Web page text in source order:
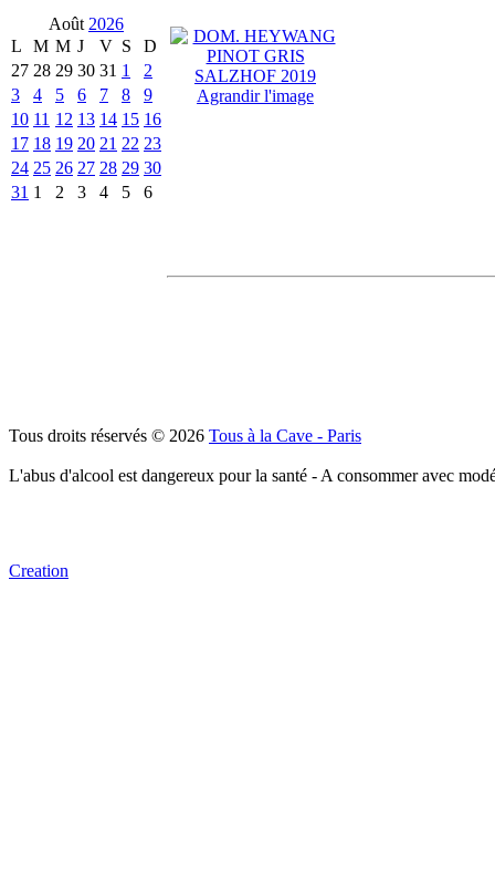
Août 2026
L
M M J V S
D
27 28 29 30 31 1
2
3
4 5 6 7 8
9
10 11 12 13 14 15 16
17 18 19 20 21 22 23
24 25 26 27 28 29 30
31 1 2 3 4 5 6
Agrandir l'image
Tous droits réservés © 2026 Tous à la Cave - Paris
L'abus d'alcool est dangereux pour la santé - A consommer avec
Creation